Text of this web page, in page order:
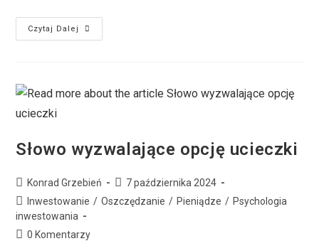
Czytaj Dalej
Słowo wyzwalające opcję ucieczki
Konrad Grzebień
7 października 2024
Inwestowanie / Oszczędzanie / Pieniądze / Psychologia
inwestowania
0 Komentarzy